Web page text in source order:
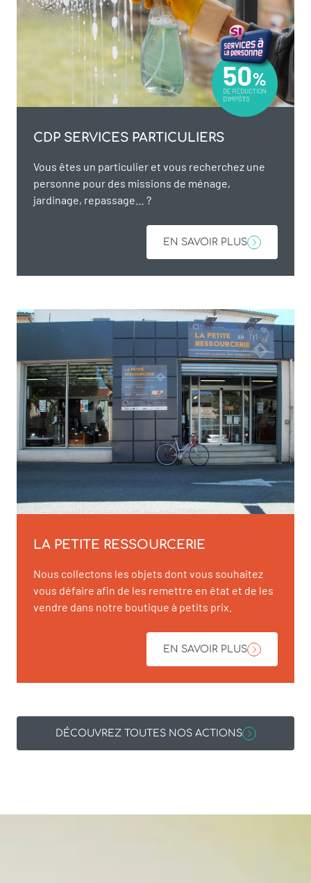
CDP SERVICES PARTICULIERS
Vous êtes un particulier et vous recherchez une
personne pour des missions de ménage,
jardinage, repassage… ?
EN SAVOIR PLUS
LA PETITE RESSOURCERIE
Nous collectons les objets dont vous souhaitez
vous défaire afin de les remettre en état et de les
vendre dans notre boutique à petits prix.
EN SAVOIR PLUS
DÉCOUVREZ TOUTES NOS ACTIONS